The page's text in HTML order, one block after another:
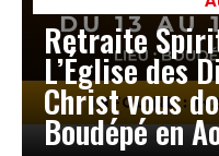
Retraite
L’Église des
Christ vous
Boudépé en